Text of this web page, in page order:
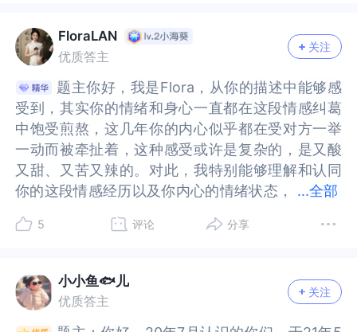
没有放下我，会回来找我，为我离婚抛妻弃女，我
已经删掉他了
下我，会回来找我，为我离婚抛妻弃女，我已经删
掉他了
的主旋律。你以为他不爱你而删掉他，后又放心不
下，却发现他已回国结婚并有了新孩子，这让你心
后，你明白他口是心非和不善表达是因从小缺爱没
安全感，觉得他可能因抑郁症才如此，又不确定自
己的等待是否有价值，尤其身边还有个更优秀的回
避型追求者，让你陷入两难。他的抑郁症成为关键
因素。你担心他却无法真正帮助，他分手后工作状
态不佳，更让你心疼。但你也需思考，你的等待真
的能助他走出抑郁吗？还是只会让自己陷入更深的
者在等待你的回应。他或许能给你带来新的希望与
幸福，可你是否有勇气放下过去，勇敢地接受新的
感情呢？在这个情感的十字路口，你必须冷静思考
以为他不爱你而删掉他，后又放心不下，却发现他
已回国结婚并有了新孩子，这让你心如刀绞，开始
是心非和不善表达是因从小缺爱没安全感，觉得他
可能因抑郁症才如此，又不确定自己的等待是否有
价值，尤其身边还有个更优秀的回避型追求者，让
你陷入两难。他的抑郁症成为关键因素。你担心他
却无法真正帮助，他分手后工作状态不佳，更让你
心疼。但你也需思考，你的等待真的能助他走出抑
郁吗？还是只会让自己陷入更深的困境？也许你的
应。他或许能给你带来新的希望与幸福，可你是否
有勇气放下过去，勇敢地接受新的感情呢？在这个
情感的十字路口，你必须冷静思考自己的未来。问
与冲突？我想说的是，如果你们在过往相处时（你
们的关系里）存在的“黑洞”没有被发现、发现后没
像深陷一个循环圈无法逃脱一般。🌹2.活在当下、
遵从自己的内心文末我看到了你的纠结：是接受追
你的新男生开启新恋情，还是等他离婚后再续前
缘。当你内心出现2个声音时，就需要觉察一下了：
其实你对他并没有想象中的那么渴望。站在他的视
角来看：生活是现实的，就像你删除了他之后，无
论出于何种考虑，他仍是回国与那个女生结婚、又
呢？无论何时你都是有选择的，当断不断反受其
乱，等待，是痛苦的，再续前缘，也可能有痛苦。
突？我想说的是，如果你们在过往相处时（你们的
关系里）存在的“黑洞”没有被发现、发现后没有及
陷一个循环圈无法逃脱一般。🌹2.活在当下、遵从
自己的内心文末我看到了你的纠结：是接受追你的
新男生开启新恋情，还是等他离婚后再续前缘。当
你内心出现2个声音时，就需要觉察一下了：其实你
对他并没有想象中的那么渴望。站在他的视角来
看：生活是现实的，就像你删除了他之后，无论出
于何种考虑，他仍是回国与那个女生结婚、又生一
无论何时你都是有选择的，当断不断反受其乱，等
待，是痛苦的，再续前缘，也可能有痛苦。他毕竟
象等决定的，因而都是你自己的。每个人都即是欲
望的产物，也是关系的产物。对你的欲望，与你的
关系，决定了那个男士的言语表达和状态呈现。同
样，你对他的欲望，和他的关系，也决定了你的言
行和表现。我们可以试着问问自己，和他相处对我
意味着什么？我的内心如何来解释这件事？我们也
可试着问问自己，几次删掉，是自己内心什么需
求？纠结委屈，又是内心什么需求？我们还可试着
问问自己，理想中的亲密关系是怎样？理想中的自
己是怎样？我真正的需求是什么？为此我能做些什
么？显然，维系你和他之间关系的不是情感，而是
情和亲密关系也存在依恋感，但不会妨碍个体自由
觉察，拿得起放得下。首先，我们要意识到爱情不
决定的，因而都是你自己的。每个人都即是欲望的
产物，也是关系的产物。对你的欲望，与你的关
系，决定了那个男士的言语表达和状态呈现。同
样，你对他的欲望，和他的关系，也决定了你的言
行和表现。我们可以试着问问自己，和他相处对我
意味着什么？我的内心如何来解释这件事？我们也
可试着问问自己，几次删掉，是自己内心什么需
求？纠结委屈，又是内心什么需求？我们还可试着
问问自己，理想中的亲密关系是怎样？理想中的自
己是怎样？我真正的需求是什么？为此我能做些什
么？显然，维系你和他之间关系的不是情感，而是
情和亲密关系也存在依恋感，但不会妨碍个体自由
觉察，拿得起放得下。首先，我们要意识到爱情不
FloraLAN
优质答主
关注
...全部
题主你好，我是Flora，从你的描述中能够感
受到，其实你的情绪和身心一直都在这段情感纠葛
中饱受煎熬，这几年你的内心似乎都在受对方一举
一动而被牵扯着，这种感受或许是复杂的，是又酸
又甜、又苦又辣的。对此，我特别能够理解和认同
你的这段情感经历以及你内心的情绪状态，
有所帮助：一、分析1.复杂情感关系的根源（1）依
是焦虑型依恋，这种不同的依恋类型在关系中容易
引发诸多矛盾和误解。回避型依恋的人往往在面对
亲密关系中的压力和冲突时选择退缩、被动等待，
受到，其实你的情绪和身心一直都在这段情感纠葛
中饱受煎熬，这几年你的内心似乎都在受对方一举
一动而被牵扯着，这种感受或许是复杂的，是又酸
又甜、又苦又辣的。对此，我特别能够理解和认同
你的这段情感经历以及你内心的情绪状态，我也有
助：一、分析1.复杂情感关系的根源（1）依恋类型
型依恋，这种不同的依恋类型在关系中容易引发诸
多矛盾和误解。回避型依恋的人往往在面对亲密关
系中的压力和冲突时选择退缩、被动等待，而焦虑
5 评论 分享
小小鱼🐟儿
优质答主
关注